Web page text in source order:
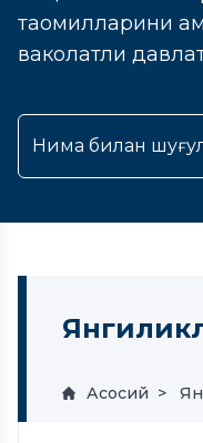
таомилларини
ваколатли
Нима билан
Асосий